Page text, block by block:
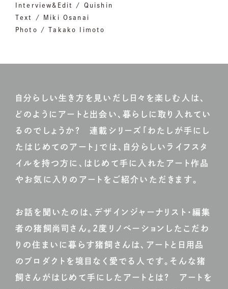
Interview&Edit / Quishin
Text / Miki Osanai
Photo / Takako Iimoto
自分らしい生き方を見いだし日々を楽しむ人は、
どのようにアートと出会い、暮らしに取り入れてい
るのでしょうか？ 連載シリーズ「わたしが手にし
たはじめてのアート」では、自分らしいライフスタ
イルを持つ方に、はじめて手に入れたアート作品
やお気に入りのアートをご紹介いただきます。
お話を聞いたのは、デザインジャーナリスト・編集
者の猪飼尚司さん。2度リノベーションしたこだわ
りの住まいに暮らす猪飼さんは、アートと日用品
のプロダクトを境目なく愛でる人です。そんな猪
飼さんがはじめて手にしたアートとは？ アートを